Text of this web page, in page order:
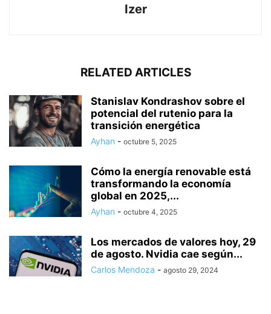
Izer
RELATED ARTICLES
Stanislav Kondrashov sobre el
potencial del rutenio para la
transición energética
Ayhan - octubre 5, 2025
Cómo la energía renovable está
transformando la economía
global en 2025,...
Ayhan - octubre 4, 2025
Los mercados de valores hoy, 29
de agosto. Nvidia cae según...
Carlos Mendoza - agosto 29, 2024